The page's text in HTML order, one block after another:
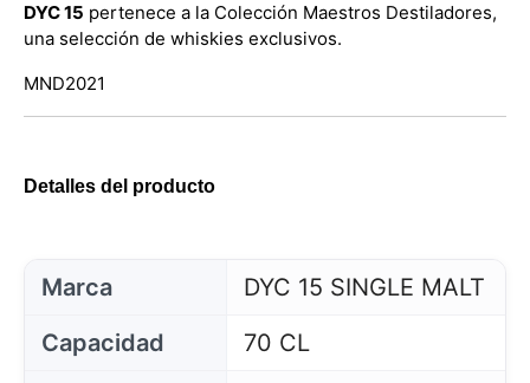
DYC 15 pertenece a la Colección Maestros Destiladores,
una selección de whiskies exclusivos.
​MND2021
Detalles del producto
Marca
DYC 15 SINGLE MALT
Capacidad
70 CL